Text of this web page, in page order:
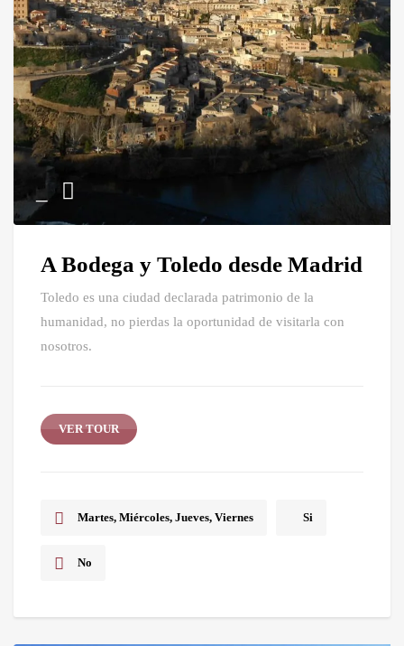
A Bodega y Toledo desde Madrid
Toledo es una ciudad declarada patrimonio de la
humanidad, no pierdas la oportunidad de visitarla con
nosotros.
VER TOUR
Martes, Miércoles, Jueves, Viernes Si
No